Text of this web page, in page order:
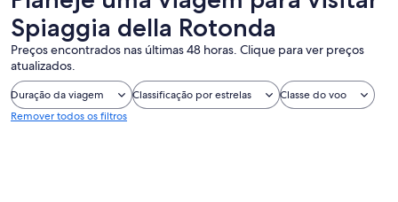
Spiaggia della Rotonda
Preços encontrados nas últimas 48 horas. Clique para ver preços
atualizados.
Duração da viagem Classificação por estrelas
Classe do voo
Remover todos os filtros